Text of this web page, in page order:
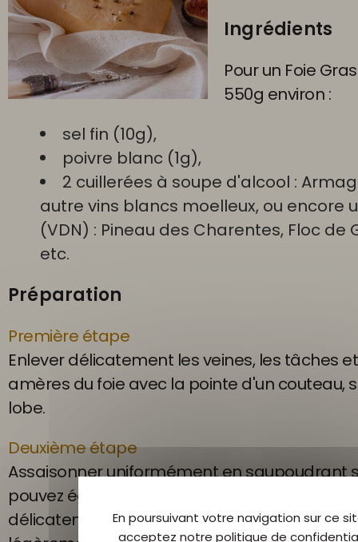
Ingrédients
Pour un Foie
550g environ :
sel fin (10g),
poivre blanc (1g),
2 cuillerées à soupe d'alcool :
autre vins blancs moelleux, ou encore
(VDN) : Pineau des Charentes, Floc de
etc.
Préparation
Première étape
Enlever délicatement les veines, les tâches
amères du foie avec la pointe d'un couteau,
lobe.
Deuxième étape
Assaisonner uniformément en saupoudrant
pouvez également ajouter 1g de sucre.
délicatement dans une terrine en terre cuite
En poursuivant votre navigation sur ce
acceptez notre politique de